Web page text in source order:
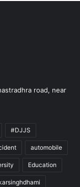
road, near
#DJJS
automobile
Education